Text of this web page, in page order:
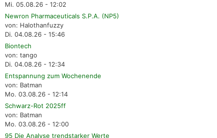
Mi. 05.08.26 - 12:02
Newron Pharmaceuticals S.P.A. (NP5)
von: Halothanfuzzy
Di. 04.08.26 - 15:46
Biontech
von: tango
Di. 04.08.26 - 12:34
Entspannung zum Wochenende
von: Batman
Mo. 03.08.26 - 12:14
Schwarz-Rot 2025ff
von: Batman
Mo. 03.08.26 - 12:00
95 Die Analyse trendstarker Werte